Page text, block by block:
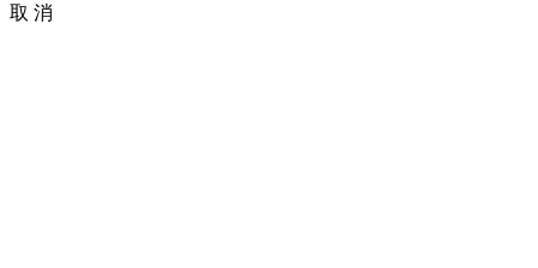
取 消